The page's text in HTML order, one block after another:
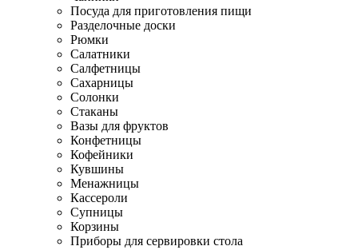
Посуда для приготовления пищи
Разделочные доски
Рюмки
Салатники
Салфетницы
Сахарницы
Солонки
Стаканы
Вазы для фруктов
Конфетницы
Кофейники
Кувшины
Менажницы
Кассероли
Супницы
Корзины
Приборы для сервировки стола